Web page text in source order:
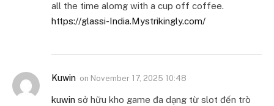
all the time alomg with a cup off coffee.
https://glassi-India.Mystrikingly.com/
Kuwin on November 17, 2025 10:48
kuwin sở hữu kho game đa dạng từ slot đến trò